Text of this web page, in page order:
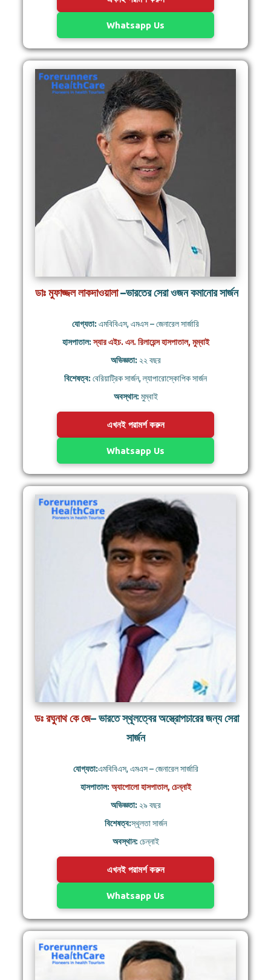
Whatsapp Us
ডাঃ মুফাজ্জল লাকদাওয়ালা–ভারতের সেরা ওজন কমানোর সার্জন
যোগ্যতা: এমবিবিএস, এমএস – জেনারেল সার্জারি
হাসপাতাল:স্যার এইচ. এন. রিলায়েন্স হাসপাতাল, মুম্বাই
অভিজ্ঞতা: ২২ বছর
বিশেষত্ব: বেরিয়াট্রিক সার্জন, ল্যাপারোস্কোপিক সার্জন
অবস্থান: মুম্বাই
এখনই পরামর্শ করুন
Whatsapp Us
ডঃ রঘুনাথ কে জে– ভারতে স্থূলত্বের অস্ত্রোপচারের জন্য সেরা
সার্জন
যোগ্যতা:এমবিবিএস, এমএস – জেনারেল সার্জারি
হাসপাতাল: অ্যাপোলো হাসপাতাল, চেন্নাই
অভিজ্ঞতা: ২৯ বছর
বিশেষত্ব:স্থূলতা সার্জন
অবস্থান: চেন্নাই
এখনই পরামর্শ করুন
Whatsapp Us